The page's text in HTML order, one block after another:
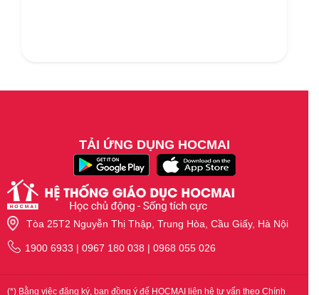
TẢI ỨNG DỤNG HOCMAI
Tòa 25T2 Nguyễn Thị Thập, Trung Hòa, Cầu Giấy, Hà Nội
1900 6933 | 0967 180 038 | 0968 055 026
(*) Bằng việc đăng ký, bạn đồng ý để HOCMAI liên hệ tư vấn theo Chính